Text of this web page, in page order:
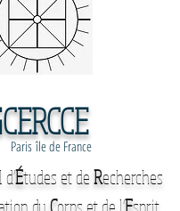
Paris île de France
d'Études et deRecherches